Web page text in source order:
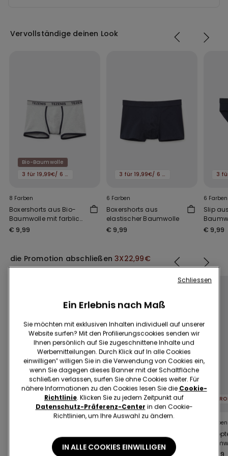
Vervollständige deinen Look
Bio-Baumwolle
3 für 19,99€/ 6 für 29,99€
8 Farben
Boxershorts aus Bio-
Baumwolle mit farblich
abgesetzten
€ 9,99
3 für 19,99€/ 6 für 29,99€
6 Farben
Boxershorts aus
elastischer Baumwolle
€ 9,99
6 Farben
Slip
€ 9,99
die Promotion abschließen3X22,99€
Bio-Baumwolle
PROMO 3X22,99€
Bio-Baumwolle
Bio-Baumwolle
PROMO 3X22,99€
Bio-Baumwolle
5 Farben
Ein Erlebnis nach Maß
Sie möchten mit exklusiven Inhalten individuell auf unserer
Website surfen? Mit den Profilierungscookies senden wir
Ihnen persönlich auf Sie zugeschnittene Inhalte und
Werbemitteilungen. Durch Klick auf In alle Cookies
einwilligen‟ willigen Sie in die Verwendung von Cookies ein,
wenn Sie dagegen dieses Banner mit der Schaltfläche
schließen verlassen, surfen Sie ohne Cookies weiter. Für
nähere Informationen zu den Cookies lesen Sie die Cookie-
Richtlinie. Klicken Sie zu jedem Zeitpunkt auf
Datenschutz-Präferenz-Center in den Cookie-
Richtlinien, um Ihre Auswahl zu ändern.
IN ALLE COOKIES EINWILLIGEN
Schliessen